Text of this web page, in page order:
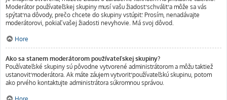
Moderátor používateľskej skupiny musí vašu žiadosť schváliť a môže sa vás
spýtať na dôvody, prečo chcete do skupiny vstúpiť. Prosím, nenadávajte
moderátorovi, pokiaľ vašej žiadosti nevyhovie. Má svoj dôvod.
Hore
Ako sa stanem moderátorom používateľskej skupiny?
Používateľské skupiny sú pôvodne vytvorené administrátorom a môžu taktiež
ustanoviť moderátora. Ak máte záujem vytvoriť používateľskú skupinu, potom
ako prvého kontaktujte administrátora súkromnou správou.